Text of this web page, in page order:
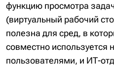
функцию просмотра
(виртуальный рабочий
полезна для сред, в
совместно используется
пользователями, и ИТ-